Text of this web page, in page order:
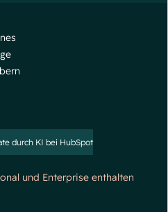
durch KI bei HubSpot
und Enterprise enthalten